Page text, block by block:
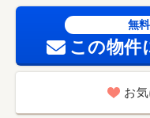
無
この物件
お